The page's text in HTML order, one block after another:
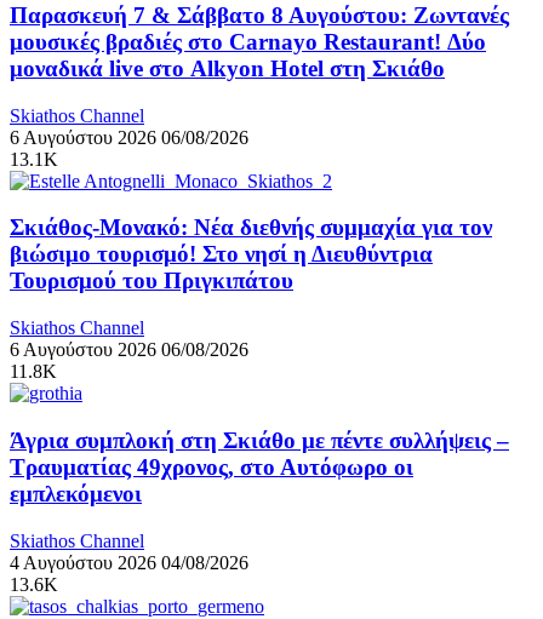
Παρασκευή 7 & Σάββατο 8 Αυγούστου: Ζωντανές
μουσικές βραδιές στο Carnayo Restaurant! Δύο
μοναδικά live στο Alkyon Hotel στη Σκιάθο
Skiathos Channel
6 Αυγούστου 2026 06/08/2026
13.1K
Σκιάθος-Μονακό: Νέα διεθνής συμμαχία για τον
βιώσιμο τουρισμό! Στο νησί η Διευθύντρια
Τουρισμού του Πριγκιπάτου
Skiathos Channel
6 Αυγούστου 2026 06/08/2026
11.8K
Άγρια συμπλοκή στη Σκιάθο με πέντε συλλήψεις –
Τραυματίας 49χρονος, στο Αυτόφωρο οι
εμπλεκόμενοι
Skiathos Channel
4 Αυγούστου 2026 04/08/2026
13.6K